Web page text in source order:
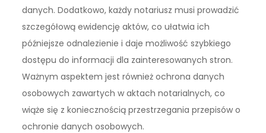
danych. Dodatkowo, każdy notariusz musi prowadzić
szczegółową ewidencję aktów, co ułatwia ich
późniejsze odnalezienie i daje możliwość szybkiego
dostępu do informacji dla zainteresowanych stron.
Ważnym aspektem jest również ochrona danych
osobowych zawartych w aktach notarialnych, co
wiąże się z koniecznością przestrzegania przepisów o
ochronie danych osobowych.